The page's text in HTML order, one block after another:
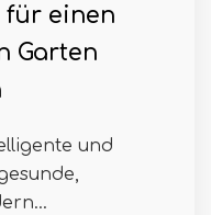
für einen
Garten
und